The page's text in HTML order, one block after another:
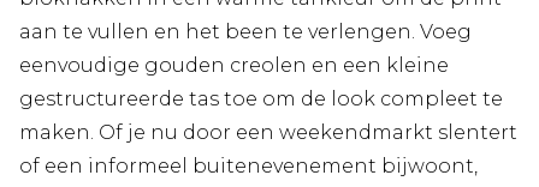
aan te vullen en het been te verlengen. Voeg
eenvoudige gouden creolen en een kleine
gestructureerde tas toe om de look compleet te
maken. Of je nu door een weekendmarkt slentert
of een informeel buitenevenement bijwoont,